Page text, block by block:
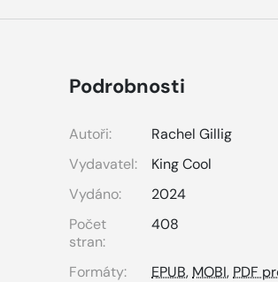
Podrobnosti
Autoři:
Rachel Gillig
Vydavatel:
King Cool
Vydáno:
2024
Počet
stran:
408
Formáty: EPUB, MOBI, PDF